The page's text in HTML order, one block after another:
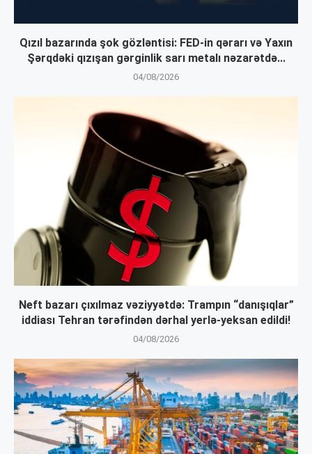
Qızıl bazarında şok gözləntisi: FED-in qərarı və Yaxın
Şərqdəki qızışan gərginlik sarı metalı nəzarətdə...
04/08/2026
Neft bazarı çıxılmaz vəziyyətdə: Trampın “danışıqlar”
iddiası Tehran tərəfindən dərhal yerlə-yeksan edildi!
04/08/2026